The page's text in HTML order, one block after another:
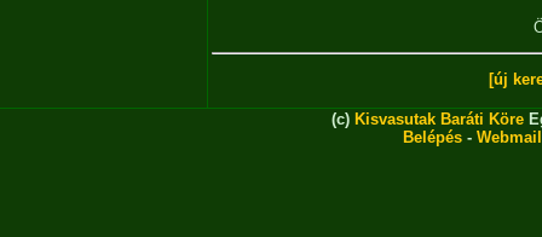
[új
(c) Kisvasutak Baráti Köre
Belépés - Webmail